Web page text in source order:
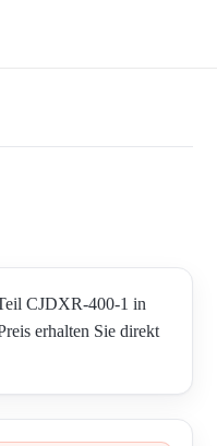
CJDXR-400-1 in
erhalten Sie direkt